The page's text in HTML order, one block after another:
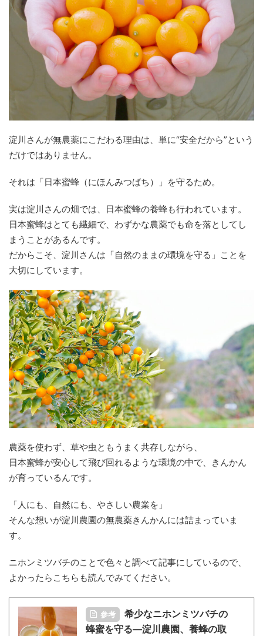
淀川さんが無農薬にこだわる理由は、単に“安全だから”という
だけではありません。
それは「日本蜜蜂（にほんみつばち）」を守るため。
実は淀川さんの畑では、日本蜜蜂の養蜂も行われています。
日本蜜蜂はとても繊細で、わずかな農薬でも命を落としてし
まうことがあるんです。
だからこそ、淀川さんは「自然のままの環境を守る」ことを
大切にしています。
農薬を使わず、草や虫ともうまく共存しながら、
日本蜜蜂が安心して飛び回れるような環境の中で、きんかん
が育っているんです。
「人にも、自然にも、やさしい農業を」
そんな想いが淀川農園の無農薬きんかんには詰まっていま
す。
ニホンミツバチのことで色々と調べて記事にしているので、
よかったらこちらも読んでみてください。
参考
希少なニホンミツバチの
蜂蜜を守る—淀川農園、養蜂の取